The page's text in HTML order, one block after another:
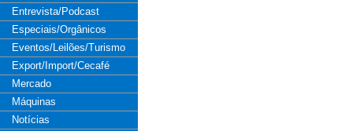
Entrevista/Podcast
Especiais/Orgânicos
Eventos/Leilões/Turismo
Export/Import/Cecafé
Mercado
Máquinas
Notícias